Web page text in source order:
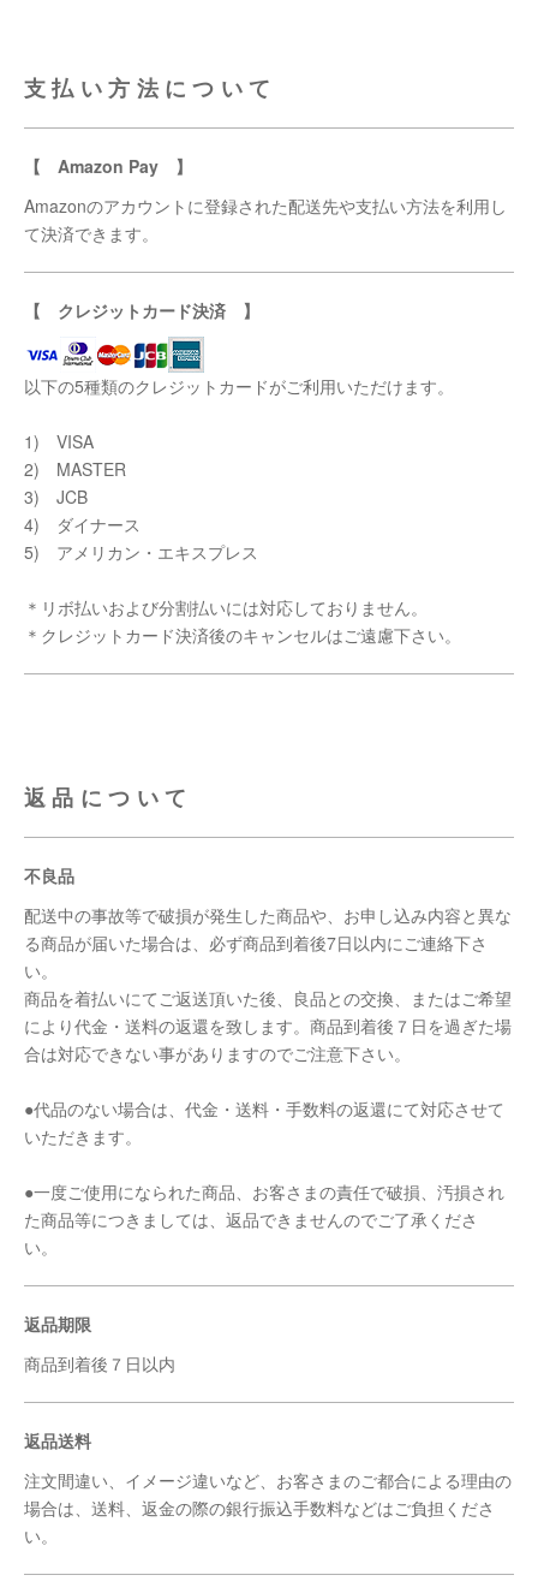
支払い方法について
【 Amazon Pay 】
Amazonのアカウントに登録された配送先や支払い方法を利用し
て決済できます。
【 クレジットカード決済 】
以下の5種類のクレジットカードがご利用いただけます。
1) VISA
2) MASTER
3) JCB
4) ダイナース
5) アメリカン・エキスプレス
＊リボ払いおよび分割払いには対応しておりません。
＊クレジットカード決済後のキャンセルはご遠慮下さい。
返品について
不良品
配送中の事故等で破損が発生した商品や、お申し込み内容と異な
る商品が届いた場合は、必ず商品到着後7日以内にご連絡下さ
い。
商品を着払いにてご返送頂いた後、良品との交換、またはご希望
により代金・送料の返還を致します。商品到着後７日を過ぎた場
合は対応できない事がありますのでご注意下さい。
●代品のない場合は、代金・送料・手数料の返還にて対応させて
いただきます。
●一度ご使用になられた商品、お客さまの責任で破損、汚損され
た商品等につきましては、返品できませんのでご了承くださ
い。
返品期限
商品到着後７日以内
返品送料
注文間違い、イメージ違いなど、お客さまのご都合による理由の
場合は、送料、返金の際の銀行振込手数料などはご負担くださ
い。